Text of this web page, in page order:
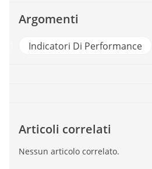
Argomenti
Indicatori Di Performance
Articoli correlati
Nessun articolo correlato.